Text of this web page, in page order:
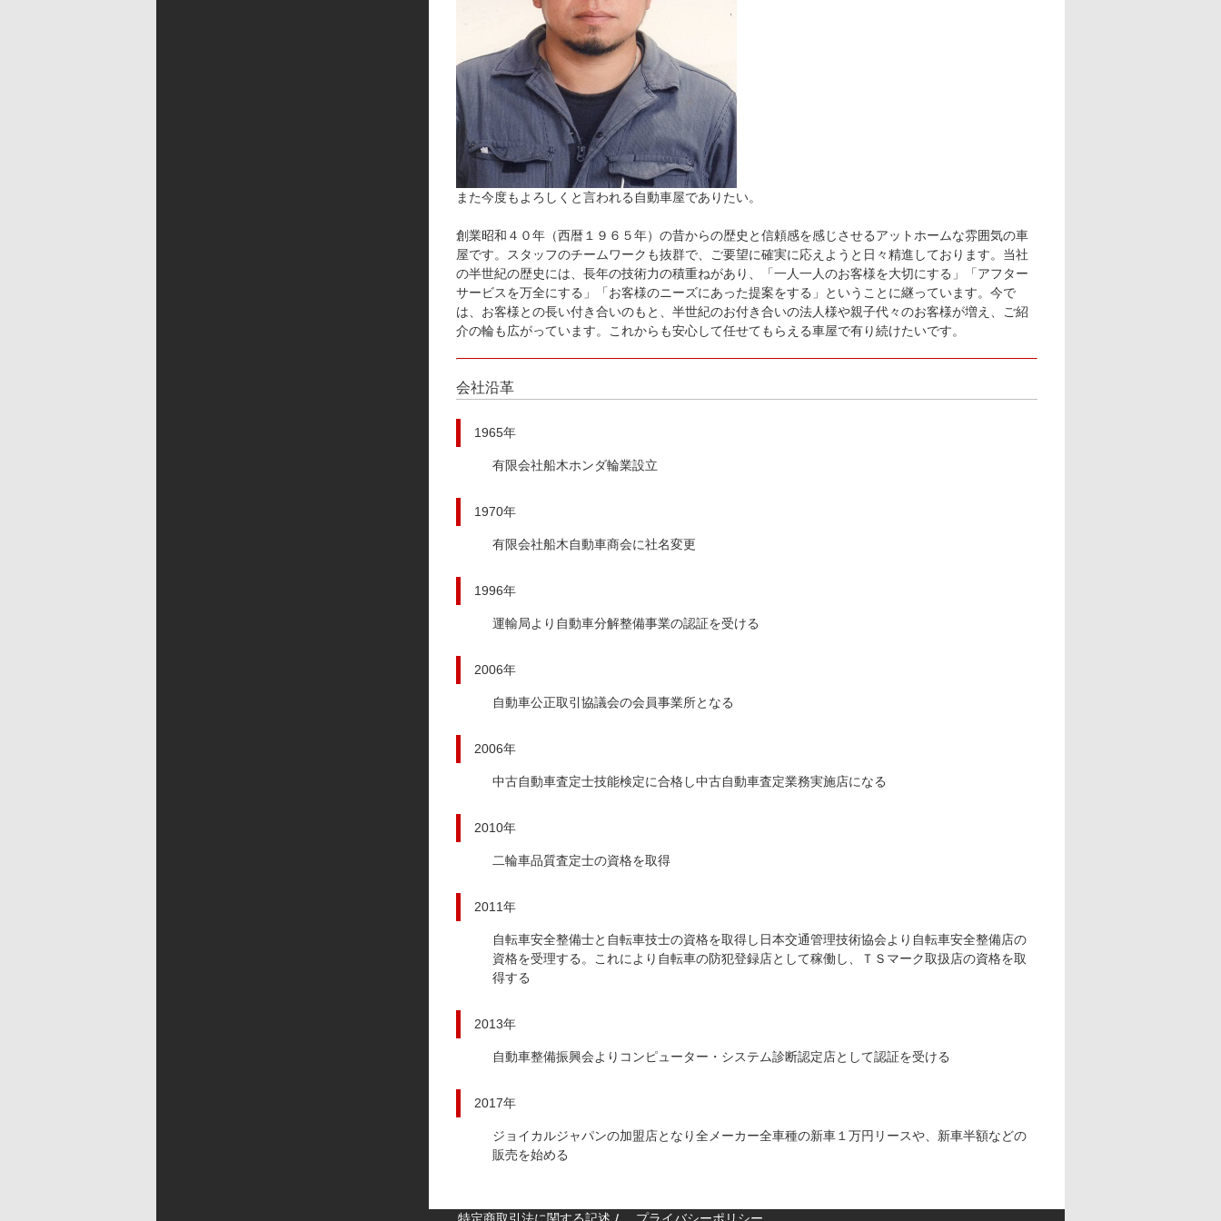
また今度もよろしくと言われる自動車屋でありたい。
創業昭和４０年（西暦１９６５年）の昔からの歴史と信頼感を感じさせるアットホームな雰囲気の車
屋です。スタッフのチームワークも抜群で、ご要望に確実に応えようと日々精進しております。当社
の半世紀の歴史には、長年の技術力の積重ねがあり、「一人一人のお客様を大切にする」「アフター
サービスを万全にする」「お客様のニーズにあった提案をする」ということに継っています。今で
は、お客様との長い付き合いのもと、半世紀のお付き合いの法人様や親子代々のお客様が増え、ご紹
介の輪も広がっています。これからも安心して任せてもらえる車屋で有り続けたいです。
会社沿革
1965年
有限会社船木ホンダ輪業設立
1970年
有限会社船木自動車商会に社名変更
1996年
運輸局より自動車分解整備事業の認証を受ける
2006年
自動車公正取引協議会の会員事業所となる
2006年
中古自動車査定士技能検定に合格し中古自動車査定業務実施店になる
2010年
二輪車品質査定士の資格を取得
2011年
自転車安全整備士と自転車技士の資格を取得し日本交通管理技術協会より自転車安全整備店の
資格を受理する。これにより自転車の防犯登録店として稼働し、ＴＳマーク取扱店の資格を取
得する
2013年
自動車整備振興会よりコンピューター・システム診断認定店として認証を受ける
2017年
ジョイカルジャパンの加盟店となり全メーカー全車種の新車１万円リースや、新車半額などの
販売を始める